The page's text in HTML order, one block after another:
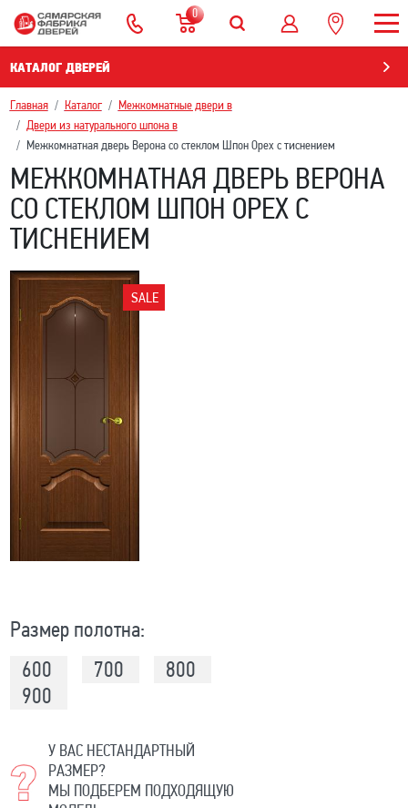
0
КАТАЛОГ ДВЕРЕЙ
Главная Каталог
Межкомнатные двери в
Двери из натурального шпона в
Межкомнатная дверь Верона со стеклом Шпон Орех с тиснением
МЕЖКОМНАТНАЯ ДВЕРЬ ВЕРОНА
СО СТЕКЛОМ ШПОН ОРЕХ С
ТИСНЕНИЕМ
SALE
Размер полотна:
600
700
800
900
У ВАС НЕСТАНДАРТНЫЙ
РАЗМЕР?
МЫ ПОДБЕРЕМ ПОДХОДЯЩУЮ